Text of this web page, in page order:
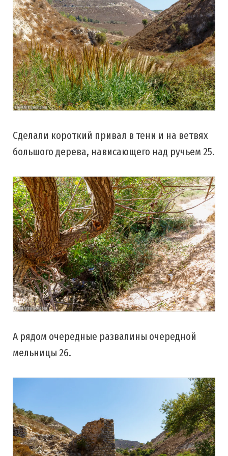
Сделали короткий привал в тени и на ветвях
большого дерева, нависающего над ручьем 25.
А рядом очередные развалины очередной
мельницы 26.